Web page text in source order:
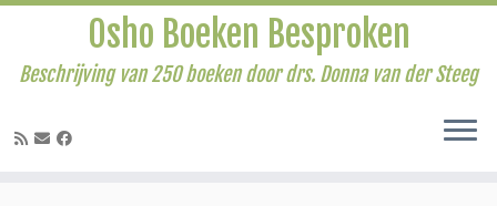
Osho Boeken Besproken
Beschrijving van 250 boeken door drs. Donna van der Steeg